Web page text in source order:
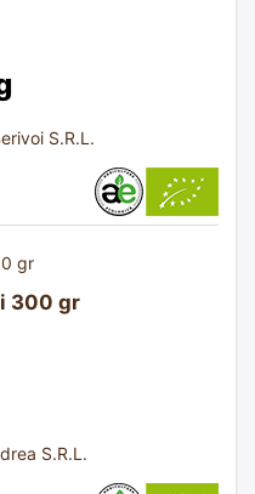
S.R.L.
300 gr
S.R.L.